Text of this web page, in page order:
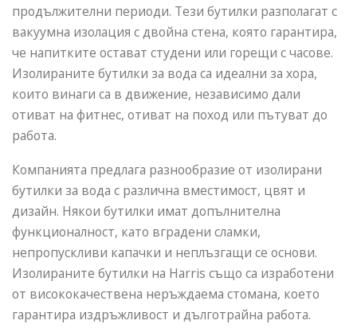
продължителни периоди. Тези бутилки разполагат с
вакуумна изолация с двойна стена, която гарантира,
че напитките остават студени или горещи с часове.
Изолираните бутилки за вода са идеални за хора,
които винаги са в движение, независимо дали
отиват на фитнес, отиват на поход или пътуват до
работа.
Компанията предлага разнообразие от изолирани
бутилки за вода с различна вместимост, цвят и
дизайн. Някои бутилки имат допълнителна
функционалност, като вградени сламки,
непропускливи капачки и неплъзгащи се основи.
Изолираните бутилки на Harris също са изработени
от висококачествена неръждаема стомана, което
гарантира издръжливост и дълготрайна работа.